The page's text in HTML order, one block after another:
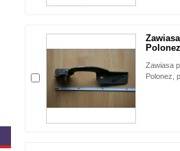
Zawiasa
Polonez,